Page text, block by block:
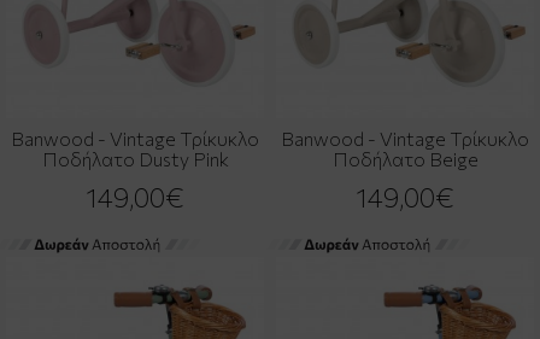
Banwood - Vintage Τρίκυκλο
Ποδήλατο Dusty Pink
149,00€
Banwood - Vintage Τρίκυκλο
Ποδήλατο Beige
149,00€